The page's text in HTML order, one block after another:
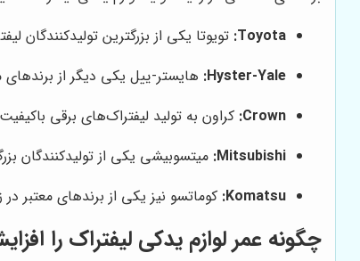
Toyota: تویوتا یکی از بزرگترین
Hyster-Yale: هایستر-ییل یکی دیگر از برندهای
Crown: کراون به تولید لیفتراک‌های برقی
Mitsubishi: میتسوبیشی یکی از تولیدکنندگان
Komatsu: کوماتسو نیز یکی از برندهای معتبر
چگونه عمر لوازم یدکی لیفتراک را